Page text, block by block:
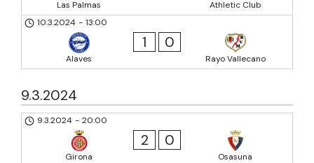
Las Palmas
Athletic Club
10.3.2024 - 13:00
Alaves
1 0
Rayo Vallecano
9.3.2024
9.3.2024 - 20:00
Girona
2 0
Osasuna